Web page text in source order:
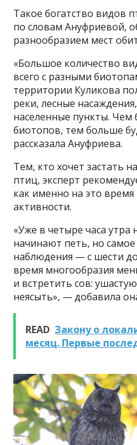
Такое богатство видов
по словам Ануфриевой,
разнообразием мест
«Большое количество
всего с разными
территории Куликова
реки, лесные
населенные пункты.
биотопов, тем больше
рассказала Ануфриева.
Тем, кто хочет застать
птиц, эксперт
как именно на это время
активности.
«Уже в четыре часа
начинают петь, но
наблюдения — с шести
время многообразия
и встретить сов:
неясыть», — добавила
READ Закону о
месяц. Первые